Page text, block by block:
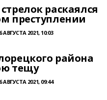
раскаялся
преступлении
6 АВГУСТА 2021, 10:03
района
тещу
6 АВГУСТА 2021, 09:44